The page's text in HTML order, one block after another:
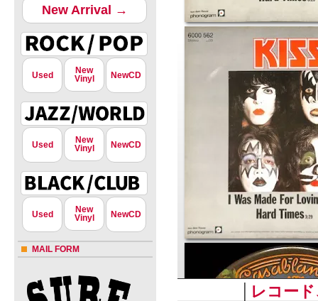
New Arrival →
Used
New
Vinyl
NewCD
Used
New
Vinyl
NewCD
Used
New
Vinyl
NewCD
MAIL FORM
レコー